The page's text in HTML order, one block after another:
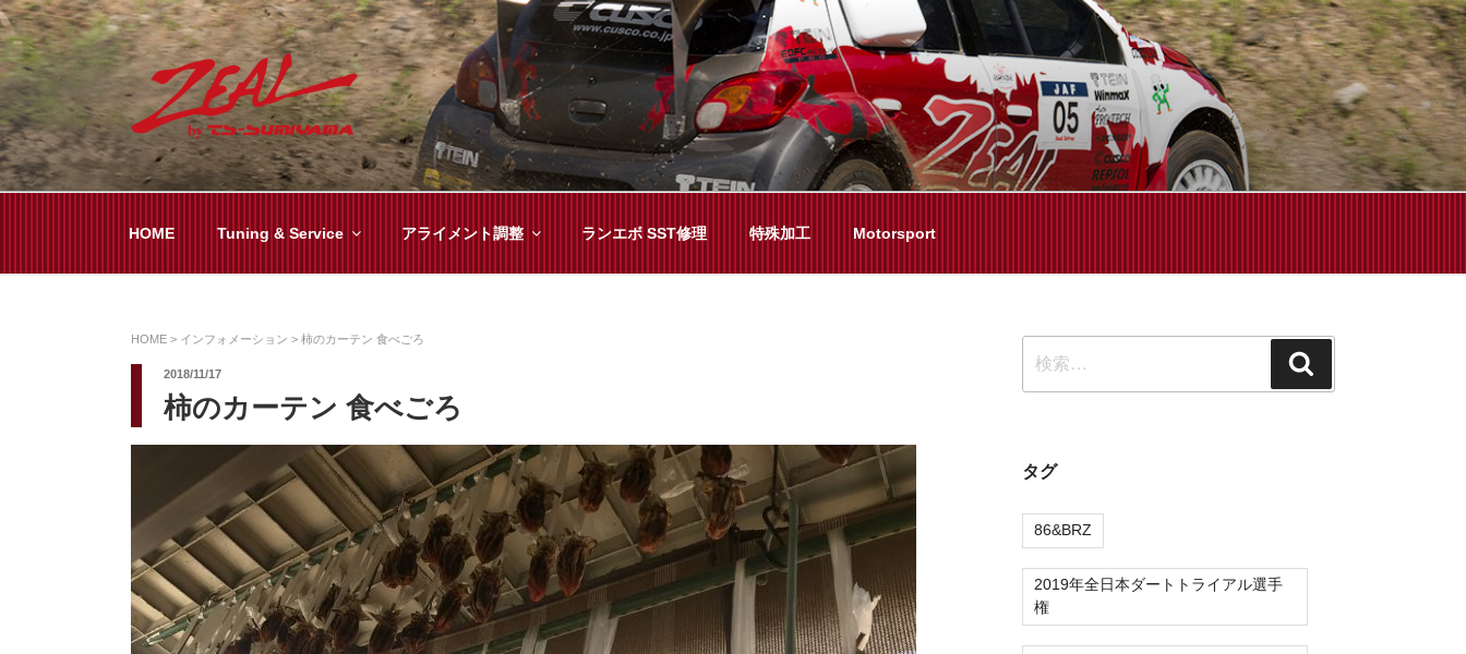
コ
ン
テ
ン
ツ
へ
ス
ZEAL BY TS-SUMIYAMA
オイル交換や車検といった日常メンテから各種チューニングまで、車に関することならジャンルフリーでお任せください!
HOME Tuning & Service アライメント調整 ランエボ SST修理 特殊加工 Motorsport
HOME > インフォメーション > 柿のカーテン 食べごろ
2018/11/17
柿のカーテン 食べごろ
索:
索
タグ
86&BRZ
2019年全日本ダートトライアル選手
権